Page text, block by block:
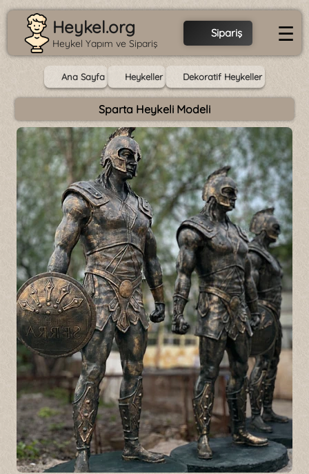
Heykel.org
Heykel Yapım ve Sipariş
Sipariş ☰
Ana Sayfa Heykeller Dekoratif Heykeller
Sparta Heykeli Modeli